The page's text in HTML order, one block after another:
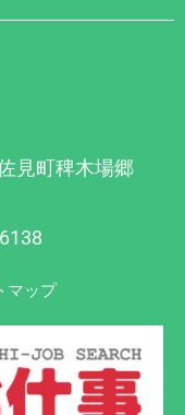
見町稗木場郷
マップ